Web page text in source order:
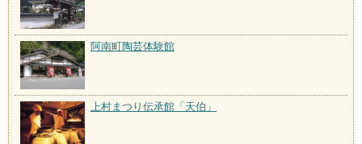
阿南町陶芸体験館
上村まつり伝承館「天伯」